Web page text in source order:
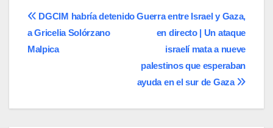
Navegación
de
Guerra entre Israel y Gaza,
en directo | Un ataque
israelí mata a nueve
palestinos que esperaban
ayuda en el sur de Gaza
DGCIM habría detenido
a Gricelia Solórzano
Malpica